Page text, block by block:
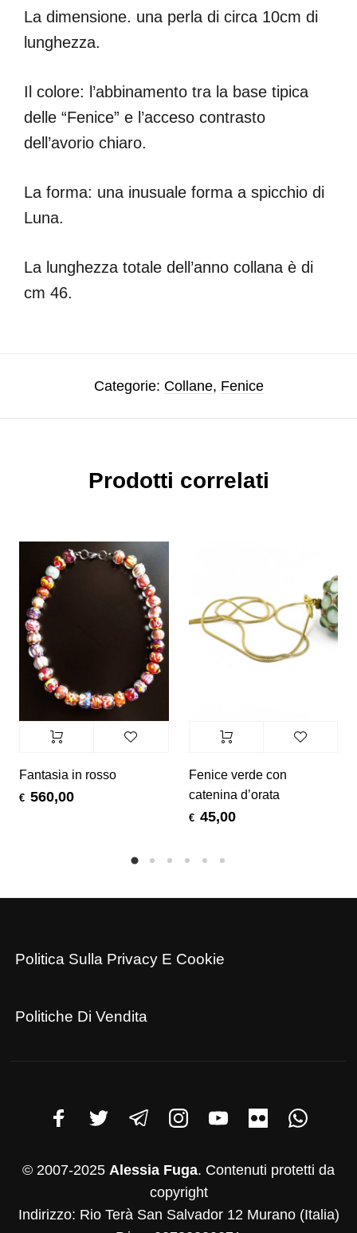
La dimensione. una perla di circa 10cm di
lunghezza.
Il colore: l’abbinamento tra la base tipica
delle “Fenice” e l’acceso contrasto
dell’avorio chiaro.
La forma: una inusuale forma a spicchio di
Luna.
La lunghezza totale dell’anno collana è di
cm 46.
Categorie: Collane, Fenice
Prodotti correlati
Fantasia in rosso
€ 560,00
Fenice verde con
catenina d’orata
€ 45,00
Politica Sulla Privacy E Cookie
Politiche Di Vendita
© 2007-2025 Alessia Fuga. Contenuti protetti da
copyright
Indirizzo: Rio Terà San Salvador 12 Murano (Italia)